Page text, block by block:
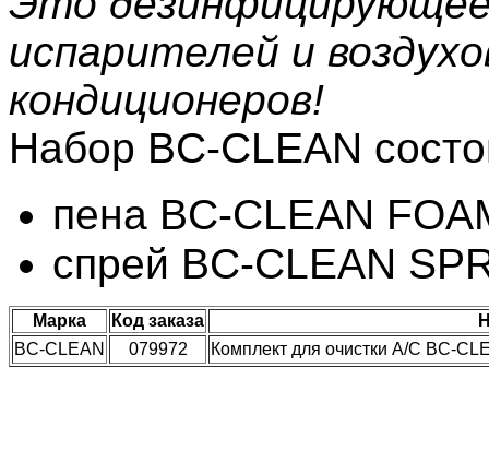
испарителей и
кондиционеров!
Набор BC-CLEAN
пена BC-CLEAN
спрей BC-CLEAN
Марка Код заказа
BC-CLEAN
079972 Комплект для очистки А/С BC-